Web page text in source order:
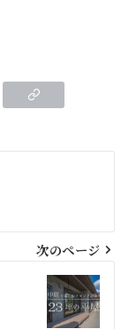
次のページ